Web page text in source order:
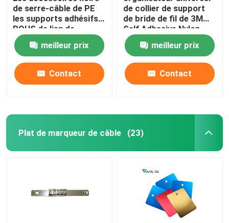
de serre-câble de PE
les supports adhésifs
ROHS de lien de
fermeture éclair de 28
x de 28mm ont
approuvé
meilleur prix
Contact
de collier de support
de bride de fil de 3M
Self Adhesive Nylon
meilleur prix
Contact
Plat de marqueur de câble (23)